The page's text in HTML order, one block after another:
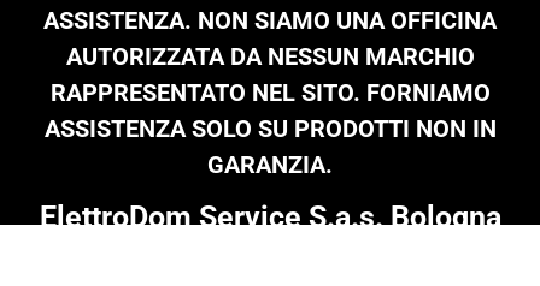
ASSISTENZA. NON SIAMO UNA OFFICINA
AUTORIZZATA DA NESSUN MARCHIO
RAPPRESENTATO NEL SITO. FORNIAMO
ASSISTENZA SOLO SU PRODOTTI NON IN
GARANZIA.
ElettroDom Service S.a.s. Bologna